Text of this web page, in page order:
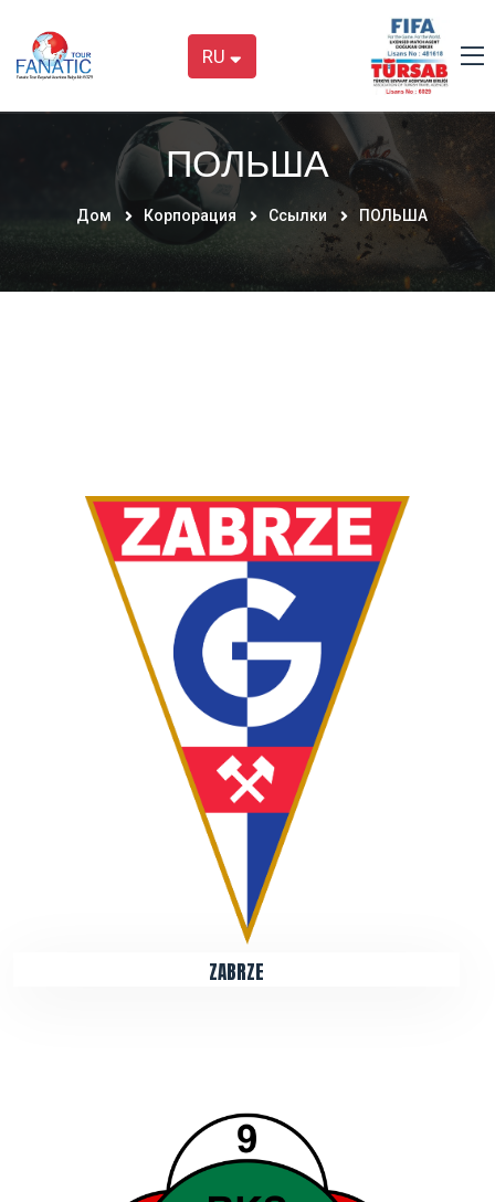
RU
ПОЛЬША
Дом Корпорация Ссылки ПОЛЬША
ZABRZE